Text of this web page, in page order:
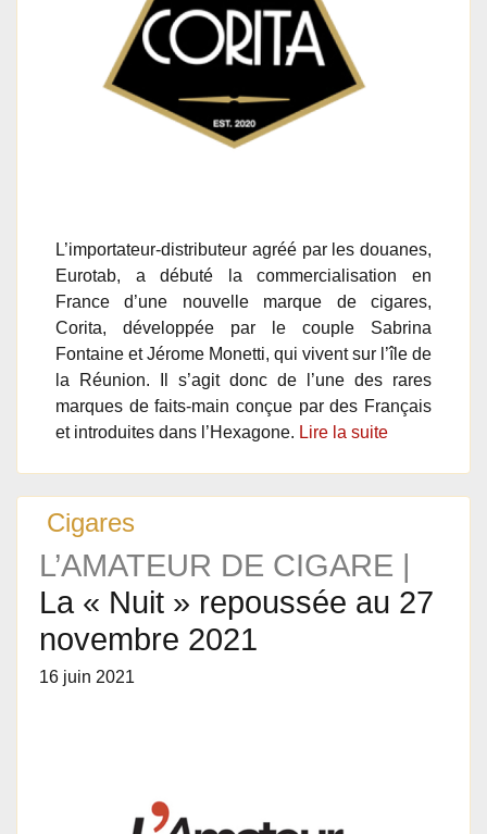
L’importateur-distributeur agréé par les douanes,
Eurotab, a débuté la commercialisation en
France d’une nouvelle marque de cigares,
Corita, développée par le couple Sabrina
Fontaine et Jérome Monetti, qui vivent sur l’île de
la Réunion. Il s’agit donc de l’une des rares
marques de faits-main conçue par des Français
et introduites dans l’Hexagone. Lire la suite
Cigares
L’AMATEUR DE CIGARE |
La « Nuit » repoussée au 27
novembre 2021
16 juin 2021